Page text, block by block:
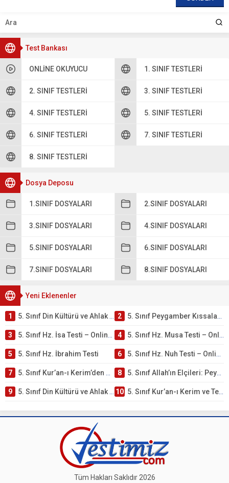
Test Bankası
ONLINE OKUYUCU 1. SINIF TESTLERI
2. SINIF TESTLERI 3. SINIF TESTLERI
4. SINIF TESTLERI 5. SINIF TESTLERI
6. SINIF TESTLERI 7. SINIF TESTLERI
8. SINIF TESTLERI
Dosya Deposu
1.SINIF DOSYALARI 2.SINIF DOSYALARI
3.SINIF DOSYALARI 4.SINIF DOSYALARI
5.SINIF DOSYALARI 6.SINIF DOSYALARI
7.SINIF DOSYALARI 8.SINIF DOSYALARI
Yeni Eklenenler
1 5. Sınıf Din Kültürü ve Ahlak Bilgisi 4. Ünite: Peygamber Kıssaları Çalışmaları 2 5. Sınıf Peygamber Kıssaları Ünite Testi – Online Çöz
3 5. Sınıf Hz. İsa Testi – Online Çöz 4 5. Sınıf Hz. Musa Testi – Online Çöz
5 5. Sınıf Hz. İbrahim Testi 6 5. Sınıf Hz. Nuh Testi – Online Çöz
7 5. Sınıf Kur’an-ı Kerim’den Öğütler – Peygamber Kıssaları Testi – Online Çöz 8 5. Sınıf Allah’ın Elçileri: Peygamberler Testi – Online Çöz
9 5. Sınıf Din Kültürü ve Ahlak Bilgisi 3. Ünite: Kur’an-ı Kerim Çalışmaları 10 5. Sınıf Kur’an-ı Kerim ve Temel Özellikleri Testi – Online Çöz
Tüm Hakları Saklıdır 2026